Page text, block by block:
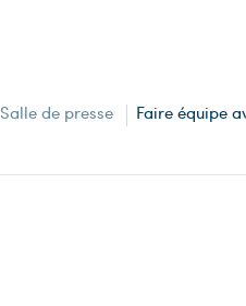
Salle de presse Faire équipe